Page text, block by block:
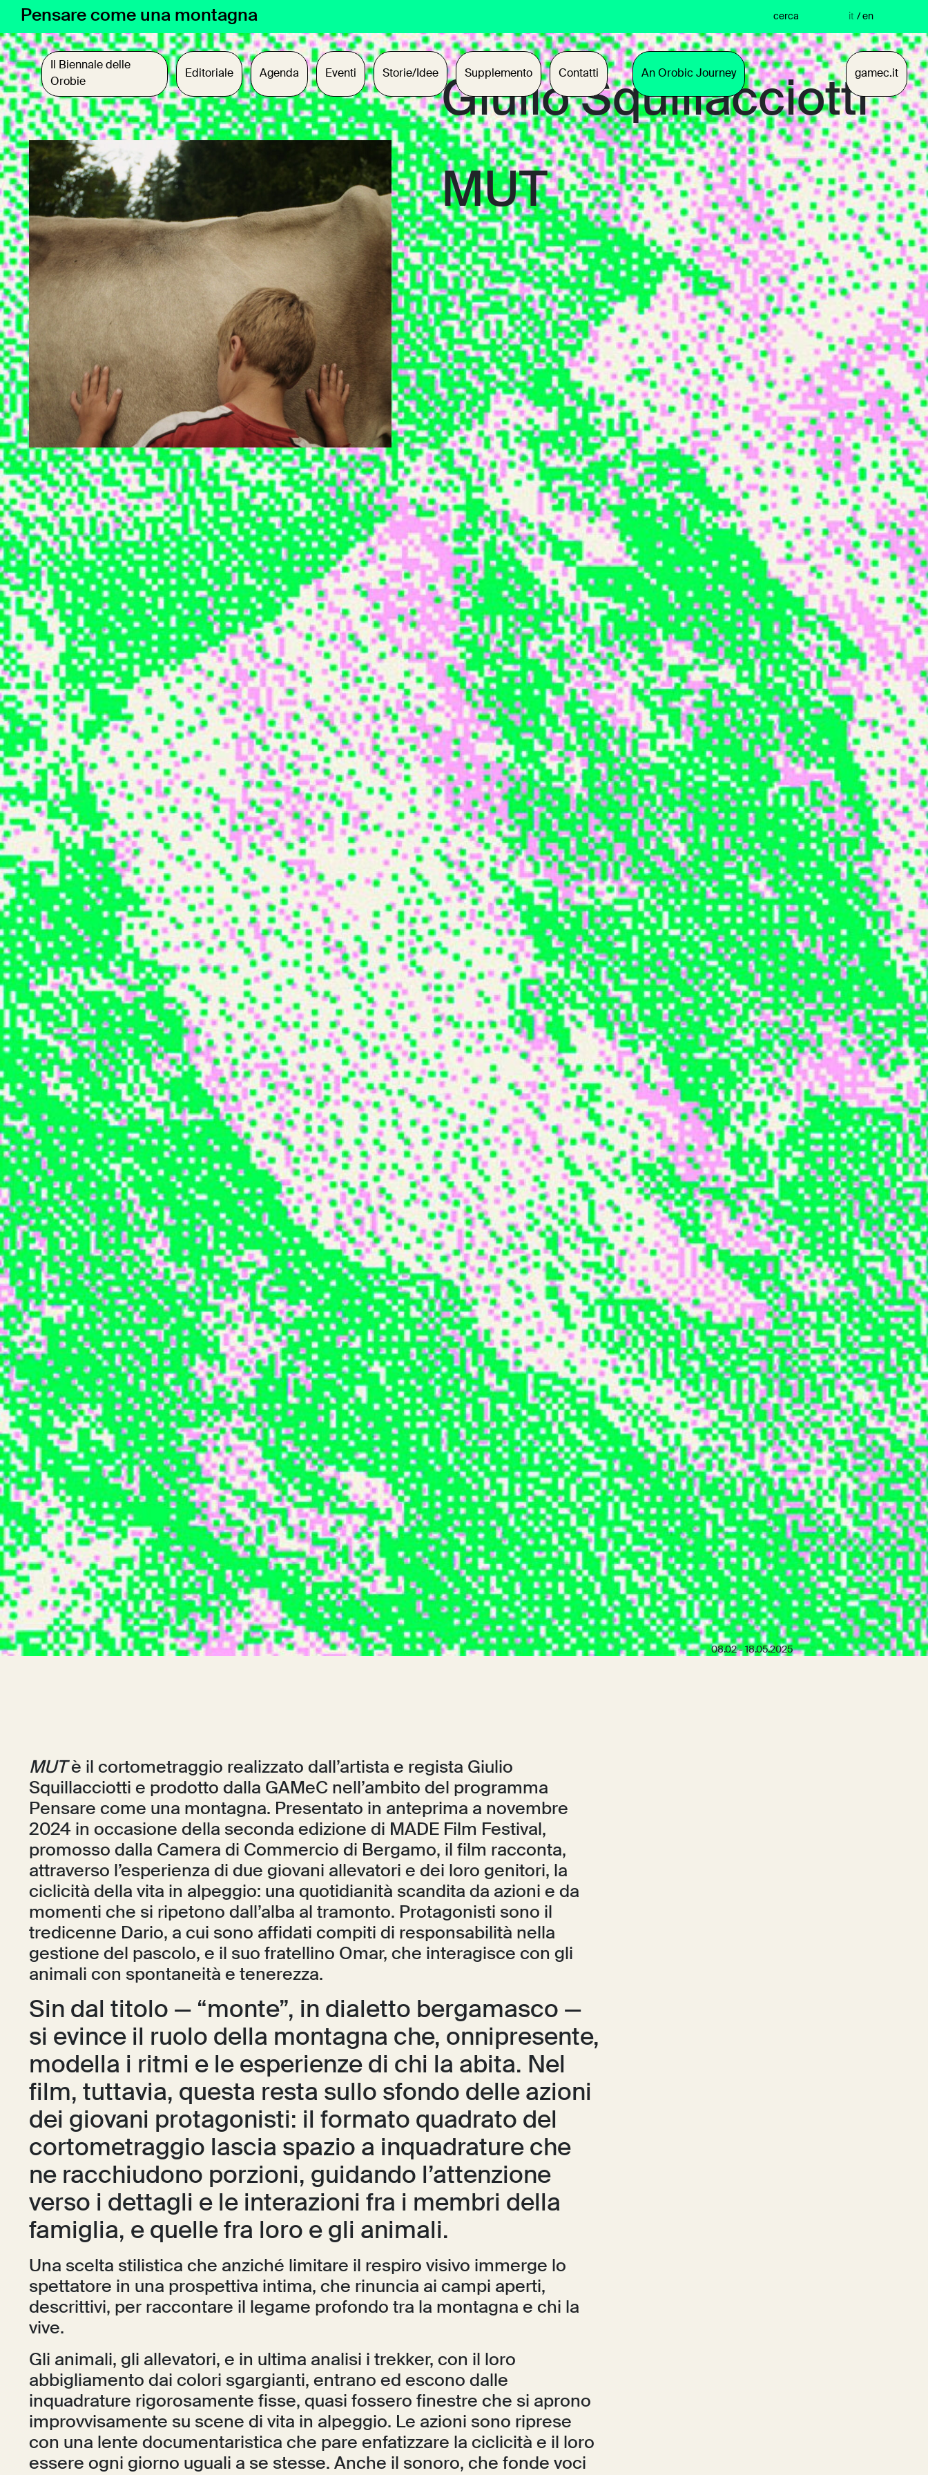
contenuto
Pensare come una montagna cerca / en
it
Il Biennale delle
Orobie
Editoriale Agenda Eventi Storie/Idee Supplemento Contatti An Orobic Journey gamec.it
Giulio Squillacciotti
MUT
08.02 - 18.05.2025
MUTè il cortometraggio realizzato dall’artista e regista Giulio
Squillacciotti e prodotto dalla GAMeC nell’ambito del programma
Pensare come una montagna. Presentato in anteprima a novembre
2024 in occasione della seconda edizione di MADE Film Festival,
promosso dalla Camera di Commercio di Bergamo, il film racconta,
attraverso l’esperienza di due giovani allevatori e dei loro genitori, la
ciclicità della vita in alpeggio: una quotidianità scandita da azioni e da
momenti che si ripetono dall’alba al tramonto. Protagonisti sono il
tredicenne Dario, a cui sono affidati compiti di responsabilità nella
gestione del pascolo, e il suo fratellino Omar, che interagisce con gli
animali con spontaneità e tenerezza.
Sin dal titolo — “monte”, in dialetto bergamasco —
si evince il ruolo della montagna che, onnipresente,
modella i ritmi e le esperienze di chi la abita. Nel
film, tuttavia, questa resta sullo sfondo delle azioni
dei giovani protagonisti: il formato quadrato del
cortometraggio lascia spazio a inquadrature che
ne racchiudono porzioni, guidando l’attenzione
verso i dettagli e le interazioni fra i membri della
famiglia, e quelle fra loro e gli animali.
Una scelta stilistica che anziché limitare il respiro visivo immerge lo
spettatore in una prospettiva intima, che rinuncia ai campi aperti,
descrittivi, per raccontare il legame profondo tra la montagna e chi la
vive.
Gli animali, gli allevatori, e in ultima analisi i trekker, con il loro
abbigliamento dai colori sgargianti, entrano ed escono dalle
inquadrature rigorosamente fisse, quasi fossero finestre che si aprono
improvvisamente su scene di vita in alpeggio. Le azioni sono riprese
con una lente documentaristica che pare enfatizzare la ciclicità e il loro
essere ogni giorno uguali a se stesse. Anche il sonoro, che fonde voci